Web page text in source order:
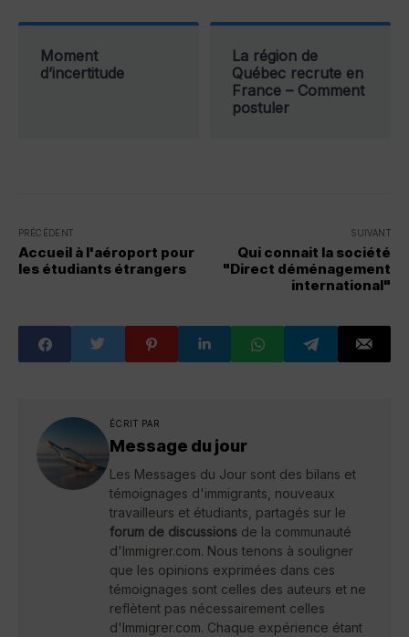
Moment
d’incertitude
La région de
Québec recrute en
France – Comment
postuler
PRÉCÉDENT
Accueil à l'aéroport pour
les étudiants étrangers
SUIVANT
Qui connait la société
"Direct déménagement
international"
ÉCRIT PAR
Message du jour
Les Messages du Jour sont des bilans et
témoignages d'immigrants, nouveaux
travailleurs et étudiants, partagés sur le
forum de discussions de la communauté
d'Immigrer.com. Nous tenons à souligner
que les opinions exprimées dans ces
témoignages sont celles des auteurs et ne
reflètent pas nécessairement celles
d'Immigrer.com. Chaque expérience étant